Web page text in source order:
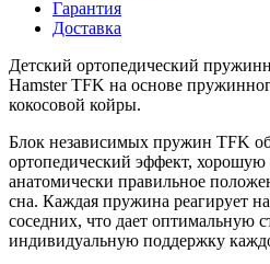
Гарантия
Доставка
Детский ортопедический
Hamster TFK на основе
кокосовой койры.
Блок независимых пружин TFK
ортопедический эффект, хорошую
анатомически правильное
сна. Каждая пружина реагирует
соседних, что дает оптимальную
индивидуальную поддержку